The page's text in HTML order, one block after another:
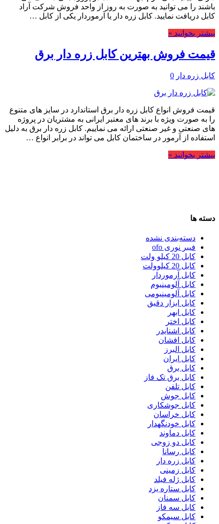
باشند را می توانید به صورت به روز از واحد فروش شرکت آراد
کابل دریافت نمایید. کابل زره دار یا آرموردار یکی از کابل …
بیشتر بخوانید »
قیمت فروش بهترین کابل زره دار برق
کابل زره دار 0
قیمت فروش انواع کابل زره دار برق استاندارد در سایز های متنوع
را به صورت ویژه با برند های معتبر ایرانی به مشتریان در پروژه
های صنعتی و غیر صنعتی ارائه می نماییم. کابل زره دار برق به دلیل
استفاده از آرمور در ساختمان کابل می تواند در برابر انواع …
بیشتر بخوانید »
دسته ها
دسته‌بندی نشده
فیبر نوری ofo
کابل 20 کیلو ولت
کابل 20 کیلوولت
کابل آرموردار
کابل آلومینیوم
کابل آلومینیومی
کابل ابزار دقیق
کابل ابهر
کابل اختر
کابل اشنایدر
کابل افشان
کابل البرز
کابل ایران
کابل برق
کابل برق تک فاز
کابل تلفن
کابل جوش
کابل جوشکاری
کابل خراسان
کابل خودنگهدار
کابل دماوند
کابل دو زوجی
کابل رسانا
کابل زره دار
کابل زمینی
کابل ژله فیلد
کابل ستاره یزد
کابل سمنان
کابل سه فاز
کابل سیمکو